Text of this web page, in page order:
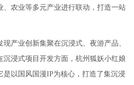
、农业等多元产业进行联动，打造一站
产业创新集聚在沉浸式、夜游产品、
沉浸式项目开发方面，杭州狐妖小红娘
是以国风国漫IP为核心，打造了集沉浸